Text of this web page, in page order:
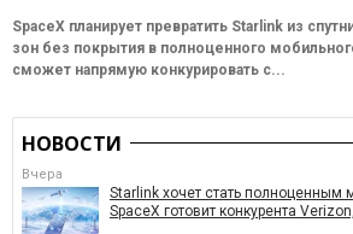
SpaceX планирует превратить Starlink из
зон без покрытия в полноценного
сможет напрямую конкурировать с...
НОВОСТИ
Вчера
Starlink хочет стать полноценным
SpaceX готовит конкурента